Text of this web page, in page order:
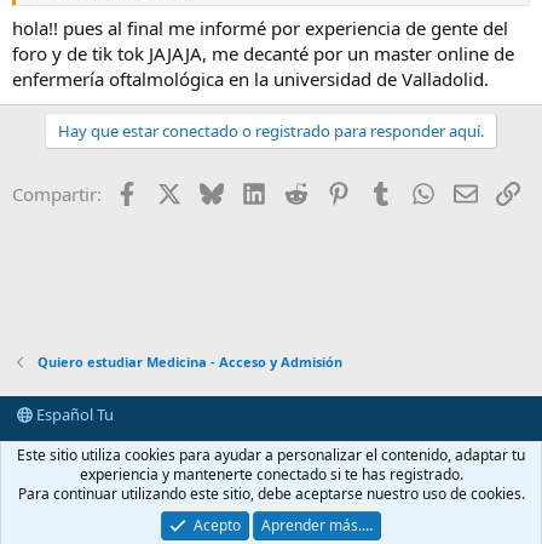
hola!! pues al final me informé por experiencia de gente del
foro y de tik tok JAJAJA, me decanté por un master online de
enfermería oftalmológica en la universidad de Valladolid.
Hay que estar conectado o registrado para responder aquí.
Compartir: Facebook BlueskyLinkedIn
Reddit PinterestTumblr WhatsApp
E-mail
Quiero estudiar Medicina - Acceso y Admisión
Español Tu
Contactarnos
Términos y reglas Política de privacidad
Ayuda
R
S
S
Community platform by XenForo® © 2010-2026 XenForo Ltd.
Este sitio utiliza cookies para ayudar a personalizar el contenido, adaptar tu
experiencia y mantenerte conectado si te has registrado.
Para continuar utilizando este sitio, debe aceptarse nuestro uso de cookies.
Acepto
Aprender más.…